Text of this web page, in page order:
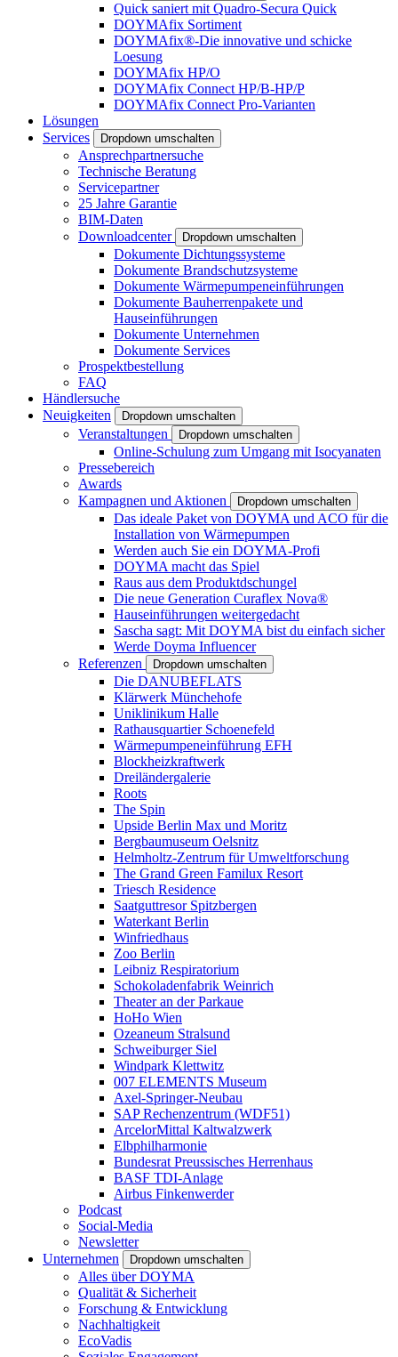
Quick saniert mit Quadro-Secura Quick
DOYMAfix Sortiment
DOYMAfix®-Die innovative und schicke
Loesung
DOYMAfix HP/O
DOYMAfix Connect HP/B-HP/P
DOYMAfix Connect Pro-Varianten
Lösungen
Services
Dropdown umschalten
Ansprechpartnersuche
Technische Beratung
Servicepartner
25 Jahre Garantie
BIM-Daten
Downloadcenter
Dropdown umschalten
Dokumente Dichtungssysteme
Dokumente Brandschutzsysteme
Dokumente Wärmepumpeneinführungen
Dokumente Bauherrenpakete und
Hauseinführungen
Dokumente Unternehmen
Dokumente Services
Prospektbestellung
FAQ
Händlersuche
Neuigkeiten
Dropdown umschalten
Veranstaltungen Dropdown umschalten
Online-Schulung zum Umgang mit Isocyanaten
Pressebereich
Awards
Kampagnen und Aktionen
Dropdown umschalten
Das ideale Paket von DOYMA und ACO für die
Installation von Wärmepumpen
Werden auch Sie ein DOYMA-Profi
DOYMA macht das Spiel
Raus aus dem Produktdschungel
Die neue Generation Curaflex Nova®
Hauseinführungen weitergedacht
Sascha sagt: Mit DOYMA bist du einfach sicher
Werde Doyma Influencer
Referenzen
Dropdown umschalten
Die DANUBEFLATS
Klärwerk Münchehofe
Uniklinikum Halle
Rathausquartier Schoenefeld
Wärmepumpeneinführung EFH
Blockheizkraftwerk
Dreiländergalerie
Roots
The Spin
Upside Berlin Max und Moritz
Bergbaumuseum Oelsnitz
Helmholtz-Zentrum für Umweltforschung
The Grand Green Familux Resort
Triesch Residence
Saatguttresor Spitzbergen
Waterkant Berlin
Winfriedhaus
Zoo Berlin
Leibniz Respiratorium
Schokoladenfabrik Weinrich
Theater an der Parkaue
HoHo Wien
Ozeaneum Stralsund
Schweiburger Siel
Windpark Klettwitz
007 ELEMENTS Museum
Axel-Springer-Neubau
SAP Rechenzentrum (WDF51)
ArcelorMittal Kaltwalzwerk
Elbphilharmonie
Bundesrat Preussisches Herrenhaus
BASF TDI-Anlage
Airbus Finkenwerder
Podcast
Social-Media
Newsletter
Unternehmen
Dropdown umschalten
Alles über DOYMA
Qualität & Sicherheit
Forschung & Entwicklung
Nachhaltigkeit
EcoVadis